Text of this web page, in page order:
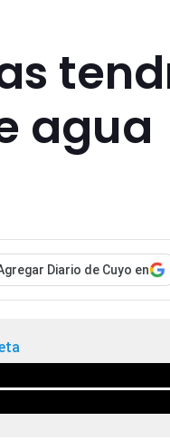
agua
Diario de Cuyo en